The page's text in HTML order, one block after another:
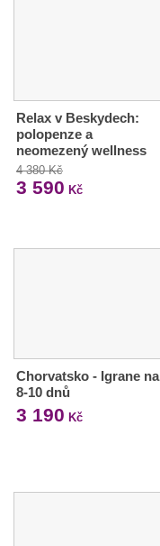
Relax v Beskydech:
polopenze a
neomezený wellness
4 380 Kč
3 590 Kč
Chorvatsko - Igrane na
8-10 dnů
3 190 Kč